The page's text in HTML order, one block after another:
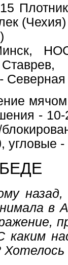
(Чехия)
-
угловые -
назад,
в